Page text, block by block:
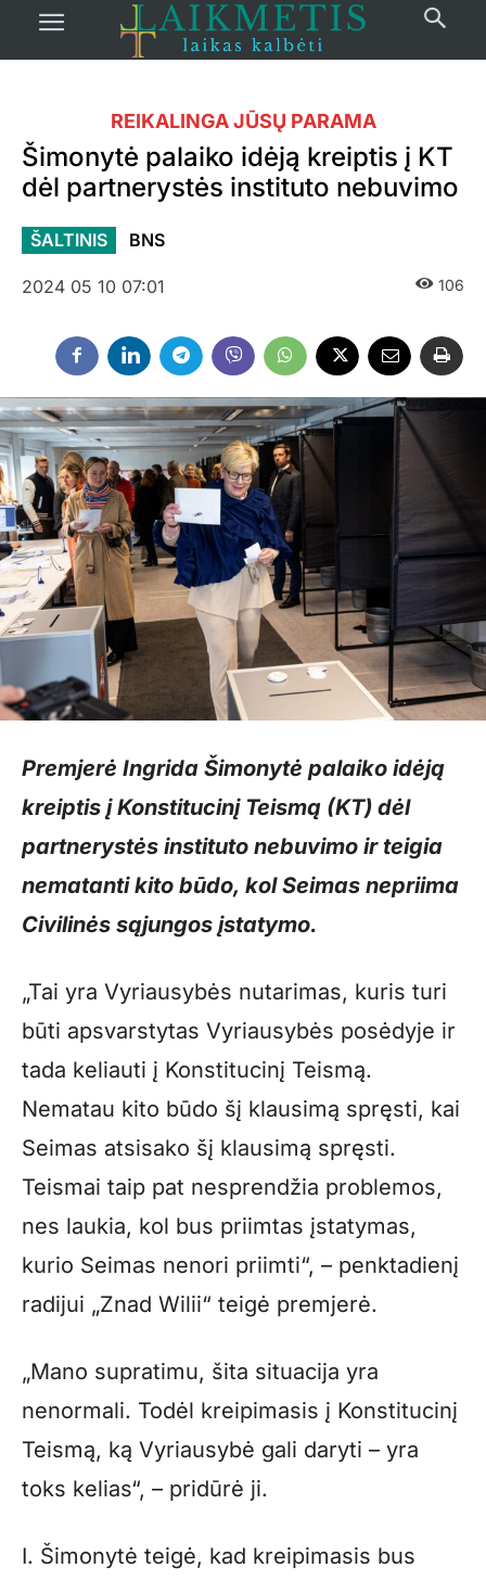
REIKALINGA JŪSŲ PARAMA
Šimonytė palaiko idėją kreiptis į KT
dėl partnerystės instituto nebuvimo
ŠALTINIS BNS
2024 05 10 07:01 106
Premjerė Ingrida Šimonytė palaiko idėją
kreiptis į Konstitucinį Teismą (KT) dėl
partnerystės instituto nebuvimo ir teigia
nematanti kito būdo, kol Seimas nepriima
Civilinės sąjungos įstatymo.
„Tai yra Vyriausybės nutarimas, kuris turi
būti apsvarstytas Vyriausybės posėdyje ir
tada keliauti į Konstitucinį Teismą.
Nematau kito būdo šį klausimą spręsti, kai
Seimas atsisako šį klausimą spręsti.
Teismai taip pat nesprendžia problemos,
nes laukia, kol bus priimtas įstatymas,
kurio Seimas nenori priimti“, – penktadienį
radijui „Znad Wilii“ teigė premjerė.
„Mano supratimu, šita situacija yra
nenormali. Todėl kreipimasis į Konstitucinį
Teismą, ką Vyriausybė gali daryti – yra
toks kelias“, – pridūrė ji.
I. Šimonytė teigė, kad kreipimasis bus